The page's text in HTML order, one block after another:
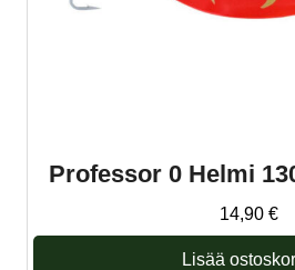
Professor 0 Helmi
14,90 €
Lisää